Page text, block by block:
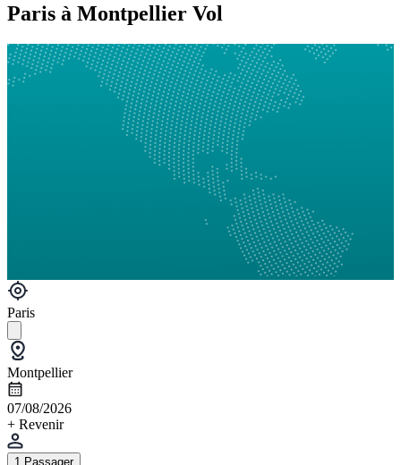
Paris à Montpellier Vol
Paris
Montpellier
07/08/2026
+ Revenir
1 Passager